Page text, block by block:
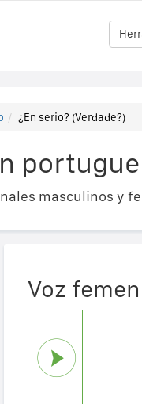
¿En serio? (Verdade?)
masculinos y
Voz